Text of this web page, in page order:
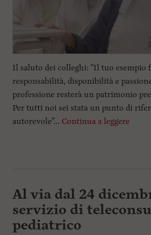
Il saluto dei colleghi: "Il tuo esempio
responsabilità, disponibilità e
professione resterà un patrimonio
Per tutti noi sei stata un punto di
autorevole"... Continua a leggere
Al via dal 24
servizio di
pediatrico